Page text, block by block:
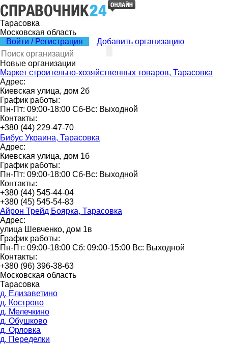
Тарасовка
Московская область
Войти / Регистрация
Добавить организацию
Новые организации
Маркет строительно-хозяйственных товаров, Тарасовка
Адрес:
Киевская улица, дом 2б
График работы:
Пн-Пт: 09:00-18:00 Сб-Вс: Выходной
Контакты:
+380 (44) 229-47-70
Бибус Украина, Тарасовка
Адрес:
Киевская улица, дом 1б
График работы:
Пн-Пт: 09:00-18:00 Сб-Вс: Выходной
Контакты:
+380 (44) 545-44-04
+380 (45) 545-54-83
Айрон Трейд Боярка, Тарасовка
Адрес:
улица Шевченко, дом 1в
График работы:
Пн-Пт: 09:00-18:00 Сб: 09:00-15:00 Вс: Выходной
Контакты:
+380 (96) 396-38-63
Московская область
Тарасовка
д. Елизаветино
д. Кострово
д. Мелечкино
д. Обушково
д. Орловка
д. Переделки